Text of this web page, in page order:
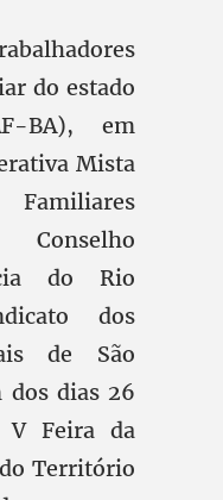
do estado
BA), em
Mista
do Rio
dos
de São
dos dias 26
Feira da
Território